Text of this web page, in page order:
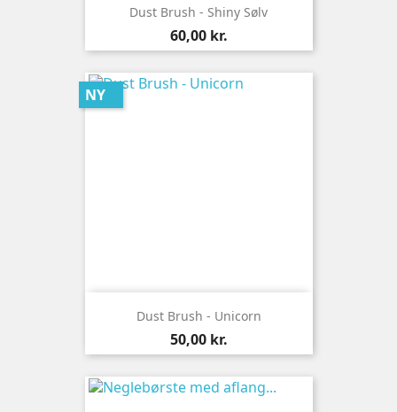
Dust Brush - Shiny Sølv
Pris
60,00 kr.
Dust Brush - Unicorn
Pris
50,00 kr.
NY